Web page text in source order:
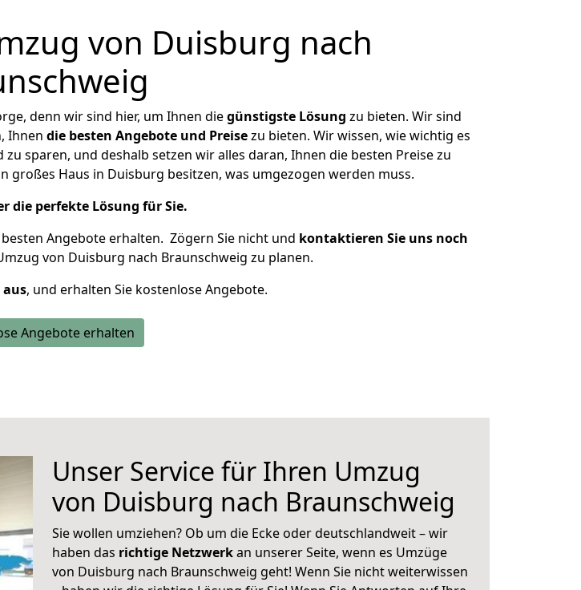
von Duisburg nach
denn wir sind hier, um Ihnen diegünstigste Lösung zu bieten. Wir sind
Ihnen die besten Angebote und Preisezu bieten. Wir wissen, wie wichtig es
sparen, und deshalb setzen wir alles daran, Ihnen die besten Preise zu
großes Haus in Duisburg besitzen, was umgezogen werden muss.
die perfekte Lösung für Sie.
Angebote erhalten. Zögern Sie nicht und kontaktieren Sie uns noch
von Duisburg nach Braunschweig zu planen.
aus, und erhalten Sie kostenlose Angebote.
Angebote erhalten
Unser Service für Ihren Umzug
von Duisburg nach Braunschweig
Sie wollen umziehen? Ob um die Ecke oder deutschlandweit – wir
haben das richtige Netzwerkan unserer Seite, wenn es Umzüge
von Duisburg nach Braunschweig geht! Wenn Sie nicht weiterwissen